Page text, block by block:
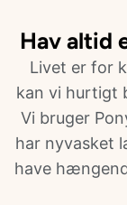
Hav altid
Livet er for
kan vi hurtigt
Vi bruger
har nyvasket
have